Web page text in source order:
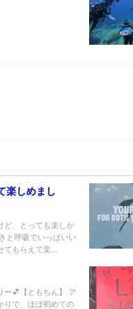
楽しめまし
ど、とっても楽しか
と呼吸でいっぱいい
もらえて楽...
ー💕【ともちん】 ア
りで、ほぼ初めての